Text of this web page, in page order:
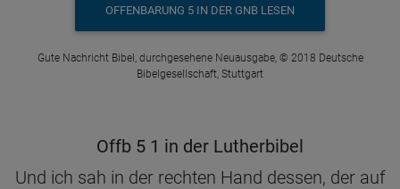
OFFENBARUNG 5 IN DER GNB LESEN
Gute Nachricht Bibel, durchgesehene Neuausgabe, © 2018 Deutsche
Bibelgesellschaft, Stuttgart
Offb 5 1 in der Lutherbibel
Und ich sah in der rechten Hand dessen, der auf